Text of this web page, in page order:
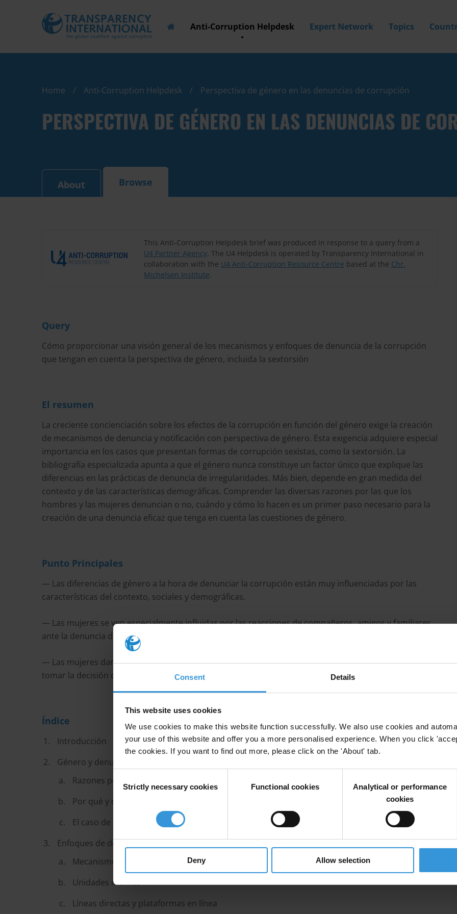
Consent Details
This website uses cookies
We use cookies to make this website function successfully. We also use cookies and
your use of this website and offer you a more personalised experience. When you click
the cookies. If you want to find out more, please click on the 'About' tab.
Selection
Strictly necessary cookies Functional cookies
Analytical or performance
cookies
Deny Allow selection
Anti-Corruption Helpdesk Expert Network Topics
Home Anti-Corruption Helpdesk Perspectiva de género en las denuncias de corrupción
PERSPECTIVA DE GÉNERO EN LAS DENUNCIAS DE
About Browse
This Anti-Corruption Helpdesk brief was produced in response to a query from a
U4 Partner Agency. The U4 Helpdesk is operated by Transparency International in
collaboration with the U4 Anti-Corruption Resource Centre based at the Chr.
Michelsen Institute.
Query
Cómo proporcionar una visión general de los mecanismos y enfoques de denuncia de la corrupción
que tengan en cuenta la perspectiva de género, incluida la sextorsión
El resumen
La creciente concienciación sobre los efectos de la corrupción en función del género exige la creación
de mecanismos de denuncia y notificación con perspectiva de género. Esta exigencia adquiere especial
importancia en los casos que presentan formas de corrupción sexistas, como la sextorsión. La
bibliografía especializada apunta a que el género nunca constituye un factor único que explique las
diferencias en las prácticas de denuncia de irregularidades. Más bien, depende en gran medida del
contexto y de las características demográficas. Comprender las diversas razones por las que los
hombres y las mujeres denuncian o no, cuándo y cómo lo hacen es un primer paso necesario para la
creación de una denuncia eficaz que tenga en cuenta las cuestiones de género.
Punto Principales
— Las diferencias de género a la hora de denunciar la corrupción están muy influenciadas por las
características del contexto, sociales y demográficas.
— Las mujeres se ven especialmente influidas por las reacciones de compañeros, amigos y familiares
ante la denuncia de irregularidades.
— Las mujeres dan prioridad a la confidencialidad y a las medidas contra las represalias a la hora de
tomar la decisión de denunciar.
Índice
Introducción
Género y denuncia de irregularidades
Razones por las que las mujeres no denuncian las conductas indebidas
Por qué y cuándo denuncian las mujeres
El caso de la sextorsión
Enfoques de denuncia con perspectiva de género
Mecanismos jurídicos de denuncia
Unidades móviles
Líneas directas y plataformas en línea